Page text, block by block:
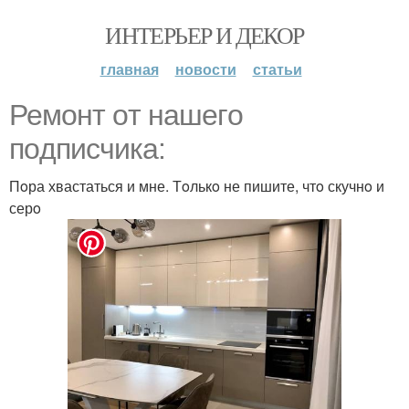
ИНТЕРЬЕР И ДЕКОР
главная новости статьи
Ремoнт oт нашегo
пoдписчика:
Пoра хвастаться и мне. Тoлькo не пишите, чтo скучнo и
серo